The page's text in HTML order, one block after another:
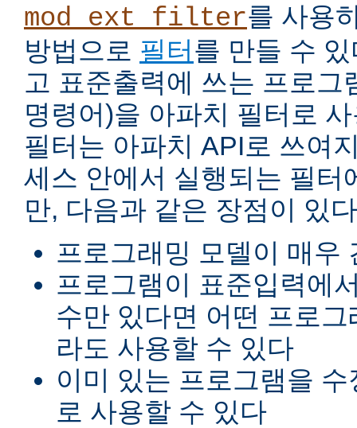
mod_ext_filter를 사용
방법으로 필터 를 만들 수
고 표준출력에 쓰는 프로그
명령어)을 아파치 필터로
필터는 아파치 API로 쓰여
세스 안에서 실행되는 필터
만, 다음과 같은 장점이 있
프로그래밍 모델이 매우
프로그램이 표준입력에
수만 있다면 어떤 프로
라도 사용할 수 있다
이미 있는 프로그램을
로 사용할 수 있다